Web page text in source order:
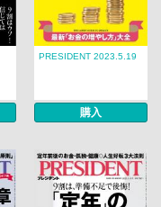
PRESIDENT 2023.5.19
購入